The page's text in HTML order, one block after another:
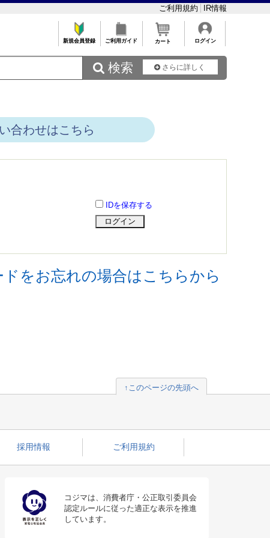
ご利用規約 IR情報
新規会員登録 ご利用ガイド カート ログイン
 検索 さらに詳しく
合わせはこちら
IDを保存する
をお忘れの場合はこちらから
↑このページの先頭へ
採用情報 ご利用規約
コジマは、消費者庁・公正取引委員会
認定ルールに従った適正な表示を推進
しています。